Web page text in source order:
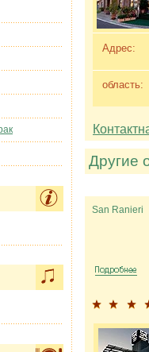
Адрес:
область:
Другие
San Ranieri